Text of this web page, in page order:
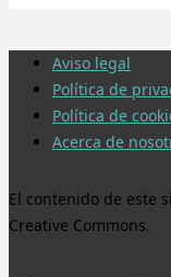
Aviso legal
Política de
Política de
Acerca de
El contenido de este
Creative Commons.